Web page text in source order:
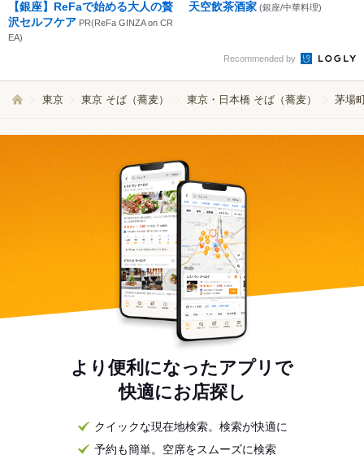
【銀座】ReFaで始める大人の贅
沢セルフケア PR(ReFa GINZA on CR
EA)
天空飲茶酒家 (銀座/中華料理)
Recommended by
東京 東京 そば（蕎麦） 東京・日本橋 そば（蕎麦） 茅場
より便利になったアプリで
快適にお店探し
クイックな現在地検索。検索が快適に
予約も簡単。空席をスムーズに検索